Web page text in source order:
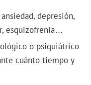
depresión,
esquizofrenia…
o psiquiátrico
cuánto tiempo y